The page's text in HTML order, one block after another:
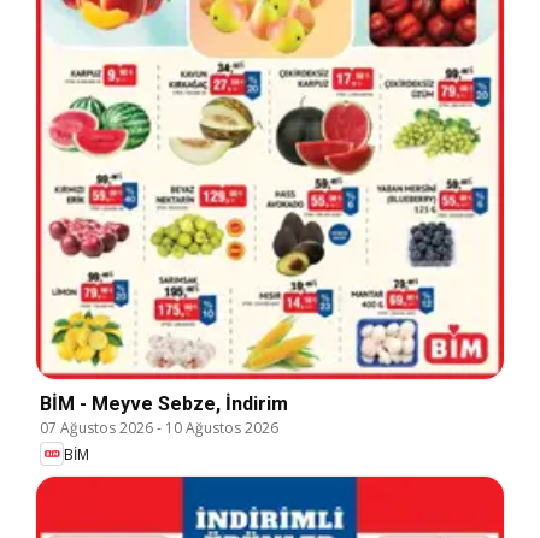
BİM - Meyve Sebze, İndirim
07 Ağustos 2026- 10 Ağustos 2026
BİM